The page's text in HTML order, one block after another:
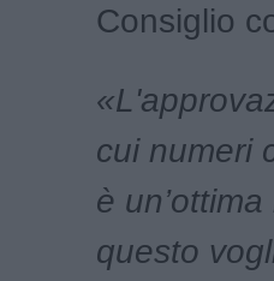
Consiglio
cui numeri
è
questo